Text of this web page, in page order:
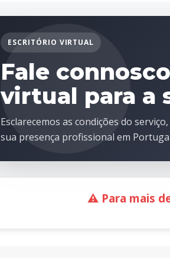
ESCRITÓRIO VIRTUAL
Fale
virtual para a
Esclarecemos as condições do
sua presença profissional em
⚠️ Para mais